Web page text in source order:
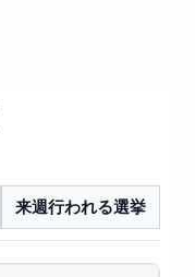
来週行われる選挙